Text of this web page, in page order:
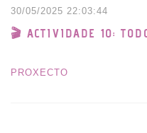
30/05/2025 22:03:44
🎬 ACTIVIDADE 10:
PROXECTO